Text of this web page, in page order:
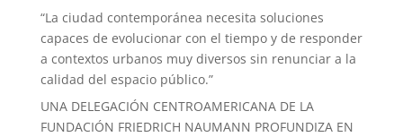
“La ciudad contemporánea necesita soluciones
capaces de evolucionar con el tiempo y de responder
a contextos urbanos muy diversos sin renunciar a la
calidad del espacio público.”
UNA DELEGACIÓN CENTROAMERICANA DE LA
FUNDACIÓN FRIEDRICH NAUMANN PROFUNDIZA EN